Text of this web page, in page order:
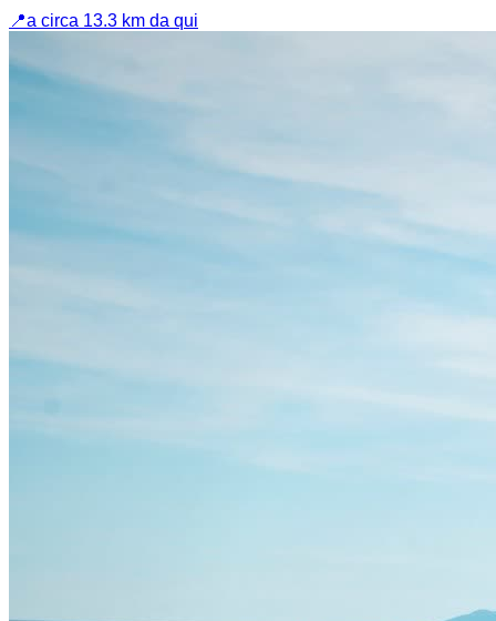
📍a circa 13.3 km da qui